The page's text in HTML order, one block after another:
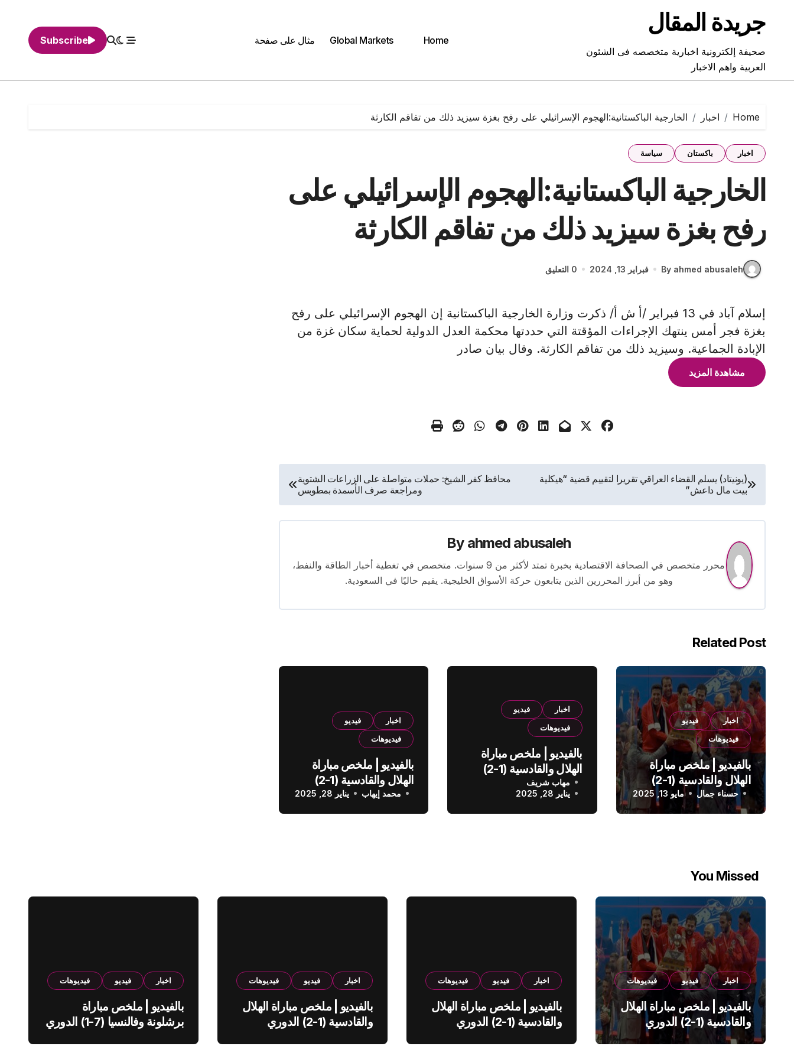
contentجريدة المقال
صحيفة إلكترونية اخبارية متخصصه فى الشئون
العربية واهم الاخبار
Home
Global Markets مثال على صفحة Subscribe
Home اخبار الخارجية الباكستانية:الهجوم الإسرائيلي على رفح بغزة سيزيد ذلك من تفاقم الكارثة
اخبار باكستان سياسة
الخارجية الباكستانية:الهجوم الإسرائيلي على
رفح بغزة سيزيد ذلك من تفاقم الكارثة
By ahmed abusaleh فبراير 13, 2024 0 التعليق
إسلام آباد في 13 فبراير /أ ش أ/ ذكرت وزارة الخارجية الباكستانية إن الهجوم الإسرائيلي على رفح
بغزة فجر أمس ينتهك الإجراءات المؤقتة التي حددتها محكمة العدل الدولية لحماية سكان غزة من
الإبادة الجماعية. وسيزيد ذلك من تفاقم الكارثة. وقال بيان صادر
مشاهدة المزيد
تصفّح
المقالات
(يونيتاد) يسلم القضاء العراقي تقريرا لتقييم قضية “هيكلية
بيت مال داعش”
محافظ كفر الشيخ: حملات متواصلة على الزراعات الشتوية
ومراجعة صرف الأسمدة بمطوبس
By ahmed abusaleh
محرر متخصص في الصحافة الاقتصادية بخبرة تمتد لأكثر من 9 سنوات. متخصص في تغطية أخبار الطاقة والنفط،
وهو من أبرز المحررين الذين يتابعون حركة الأسواق الخليجية. يقيم حاليًا في السعودية.
Related Post
اخبار
فيديو
فيديوهات
بالفيديو | ملخص مباراة
الهلال والقادسية (1-2)
الدوري السعودي
حسناء جمال مايو 13, 2025
اخبار
فيديو
فيديوهات
بالفيديو | ملخص مباراة
الهلال والقادسية (1-2)
الدوري السعودي
مهاب شريف
يناير 28, 2025
اخبار
فيديو
فيديوهات
بالفيديو | ملخص مباراة
الهلال والقادسية (1-2)
الدوري السعودي
محمد إيهاب يناير 28, 2025
You Missed
اخبار فيديو فيديوهات
بالفيديو | ملخص مباراة الهلال
والقادسية (1-2) الدوري
السعودي
اخبار فيديو فيديوهات
بالفيديو | ملخص مباراة الهلال
والقادسية (1-2) الدوري
اخبار فيديو فيديوهات
بالفيديو | ملخص مباراة الهلال
والقادسية (1-2) الدوري
اخبار فيديو فيديوهات
بالفيديو | ملخص مباراة
برشلونة وفالنسيا (7-1) الدوري